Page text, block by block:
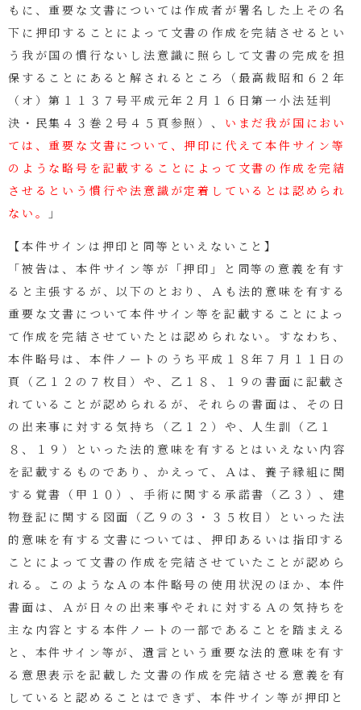
もに、重要な文書については作成者が署名した上その名
下に押印することによって文書の作成を完結させるとい
う我が国の慣行ないし法意識に照らして文書の完成を担
保することにあると解されるところ（最高裁昭和６２年
（オ）第１１３７号平成元年２月１６日第一小法廷判
決・民集４３巻２号４５頁参照）、 いまだ我が国におい
ては、重要な文書について、押印に代えて本件サイン等
のような略号を記載することによって文書の作成を完結
させるという慣行や法意識が定着しているとは認められ
ない。
」
【本件サインは押印と同等といえないこと】
「被告は、本件サイン等が「押印」と同等の意義を有す
ると主張するが、以下のとおり、Ａも法的意味を有する
重要な文書について本件サイン等を記載することによっ
て作成を完結させていたとは認められない。すなわち、
本件略号は、本件ノートのうち平成１８年７月１１日の
頁（乙１２の７枚目）や、乙１８、１９の書面に記載さ
れていることが認められるが、それらの書面は、その日
の出来事に対する気持ち（乙１２）や、人生訓（乙１
８、１９）といった法的意味を有するとはいえない内容
を記載するものであり、かえって、Ａは、養子縁組に関
する覚書（甲１０）、手術に関する承諾書（乙３）、建
物登記に関する図面（乙９の３・３５枚目）といった法
的意味を有する文書については、押印あるいは指印する
ことによって文書の作成を完結させていたことが認めら
れる。このようなＡの本件略号の使用状況のほか、本件
書面は、Ａが日々の出来事やそれに対するＡの気持ちを
主な内容とする本件ノートの一部であることを踏まえる
と、本件サイン等が、遺言という重要な法的意味を有す
る意思表示を記載した文書の作成を完結させる意義を有
していると認めることはできず、本件サイン等が押印と